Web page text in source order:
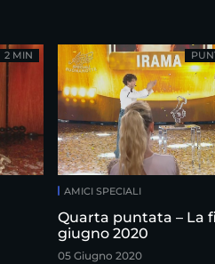
2 MIN
AMICI SPECIALI
Quarta puntata – La
giugno 2020
05 Giugno 2020